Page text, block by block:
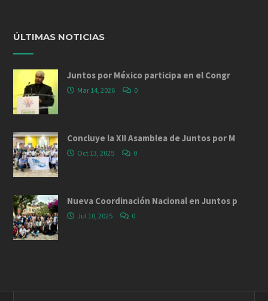
ÚLTIMAS NOTICIAS
Juntos por México participa en el Congr
Mar 14, 2026 0
Concluye la XII Asamblea de Juntos por M
Oct 13, 2025 0
Nueva Coordinación Nacional en Juntos p
Jul 10, 2025 0